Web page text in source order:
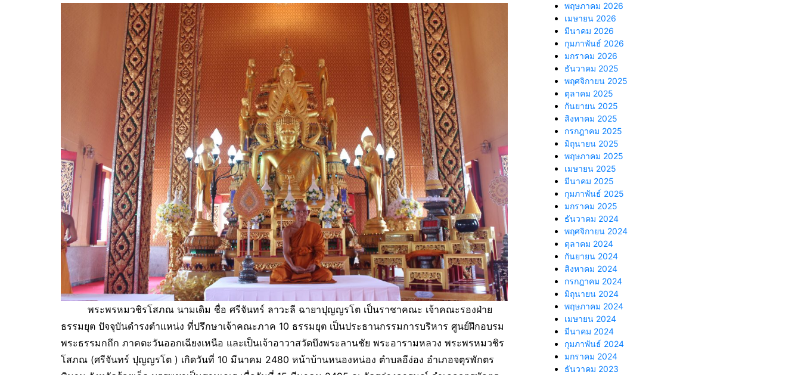
พระพรหมวชิรโสภณ นามเดิม ชื่อ ศรีจันทร์ ลาวะลี ฉายาปุญญรโต เป็นราชาคณะ เจ้าคณะรองฝ่าย
ธรรมยุต ปัจจุบันดำรงตำแหน่ง ที่ปรึกษาเจ้าคณะภาค 10 ธรรมยุต เป็นประธานกรรมการบริหาร ศูนย์ฝึกอบรม
พระธรรมกถึก ภาคตะวันออกเฉียงเหนือ และเป็นเจ้าอาวาสวัดบึงพระลานชัย พระอารามหลวง พระพรหมวชิร
โสภณ (ศรีจันทร์ ปุญญรโต ) เกิดวันที่ 10 มีนาคม 2480 หน้าบ้านหนองหน่อง ตำบลอีง่อง อำเภอจตุรพักตร
พฤษภาคม 2026
เมษายน 2026
มีนาคม 2026
กุมภาพันธ์ 2026
มกราคม 2026
ธันวาคม 2025
พฤศจิกายน 2025
ตุลาคม 2025
กันยายน 2025
สิงหาคม 2025
กรกฎาคม 2025
มิถุนายน 2025
พฤษภาคม 2025
เมษายน 2025
มีนาคม 2025
กุมภาพันธ์ 2025
มกราคม 2025
ธันวาคม 2024
พฤศจิกายน 2024
ตุลาคม 2024
กันยายน 2024
สิงหาคม 2024
กรกฎาคม 2024
มิถุนายน 2024
พฤษภาคม 2024
เมษายน 2024
มีนาคม 2024
กุมภาพันธ์ 2024
มกราคม 2024
ธันวาคม 2023